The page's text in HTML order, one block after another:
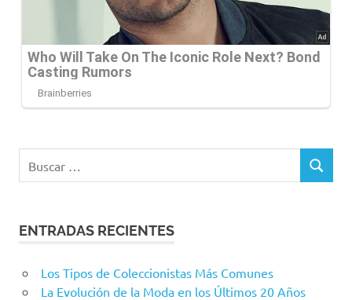
BUSCAR
ENTRADAS RECIENTES
Los Tipos de Coleccionistas Más Comunes
La Evolución de la Moda en los Últimos 20 Años